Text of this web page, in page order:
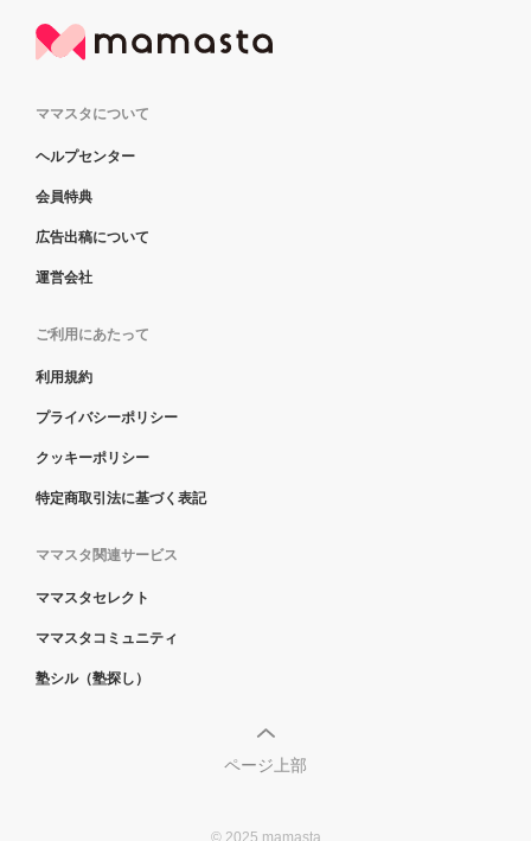
ママスタについて
ヘルプセンター
会員特典
広告出稿について
運営会社
ご利用にあたって
利用規約
プライバシーポリシー
クッキーポリシー
特定商取引法に基づく表記
ママスタ関連サービス
ママスタセレクト
ママスタコミュニティ
塾シル（塾探し）
ページ上部